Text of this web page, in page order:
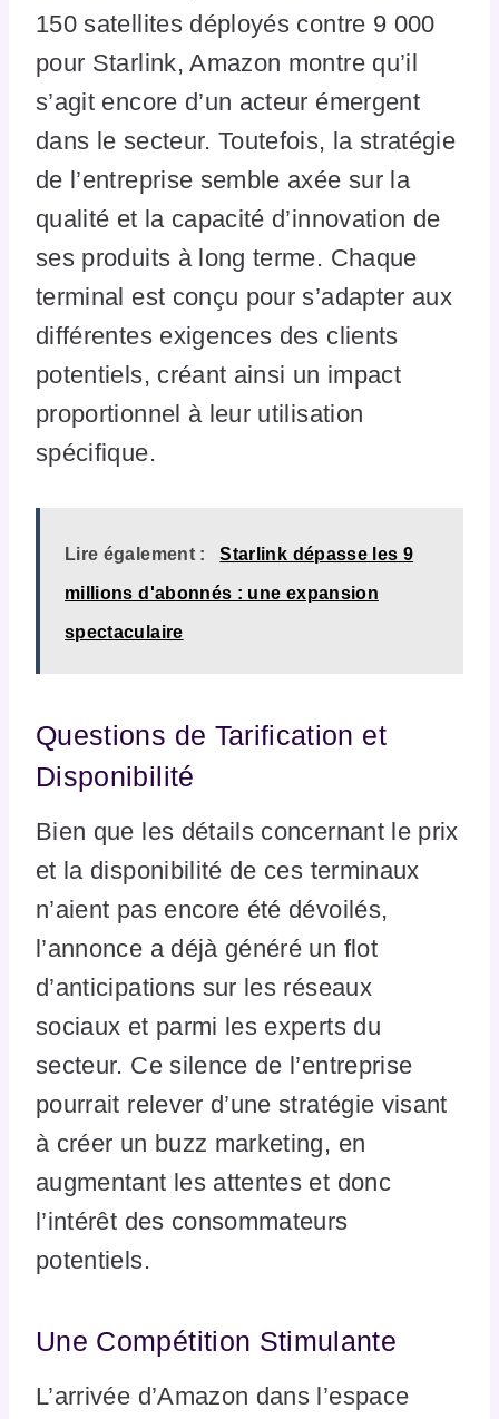
150 satellites déployés contre 9 000
pour Starlink, Amazon montre qu’il
s’agit encore d’un acteur émergent
dans le secteur. Toutefois, la stratégie
de l’entreprise semble axée sur la
qualité et la capacité d’innovation de
ses produits à long terme. Chaque
terminal est conçu pour s’adapter aux
différentes exigences des clients
potentiels, créant ainsi un impact
proportionnel à leur utilisation
spécifique.
Lire également : Starlink dépasse les 9
millions d'abonnés : une expansion
spectaculaire
Questions de Tarification et
Disponibilité
Bien que les détails concernant le prix
et la disponibilité de ces terminaux
n’aient pas encore été dévoilés,
l’annonce a déjà généré un flot
d’anticipations sur les réseaux
sociaux et parmi les experts du
secteur. Ce silence de l’entreprise
pourrait relever d’une stratégie visant
à créer un buzz marketing, en
augmentant les attentes et donc
l’intérêt des consommateurs
potentiels.
Une Compétition Stimulante
L’arrivée d’Amazon dans l’espace